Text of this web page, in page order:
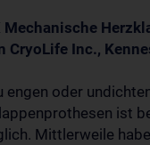
Mechanische
CryoLife Inc.,
engen oder
ist
Mittlerweile